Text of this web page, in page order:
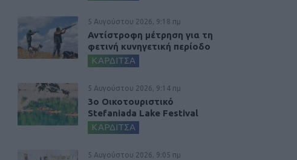
5 Αυγούστου 2026, 9:18 πμ
Αντίστροφη μέτρηση για τη
φετινή κυνηγετική περίοδο
ΚΑΡΔΙΤΣΑ
5 Αυγούστου 2026, 9:14 πμ
3ο Οικοτουριστικό
Stefaniada Lake Festival
ΚΑΡΔΙΤΣΑ
5 Αυγούστου 2026, 9:05 πμ